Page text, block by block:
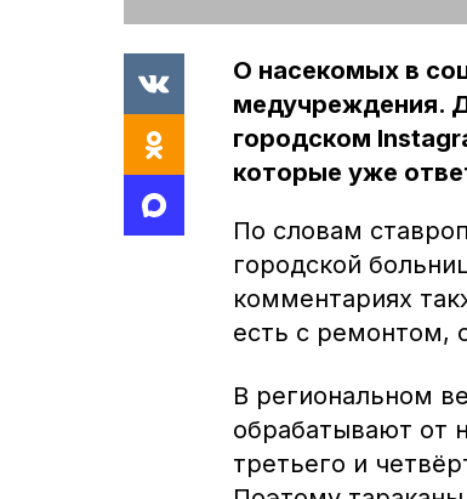
О насекомых в
медучреждения.
городском
которые уже
По словам
городской
комментариях
есть с ремонтом,
В региональном
обрабатывают от
третьего и